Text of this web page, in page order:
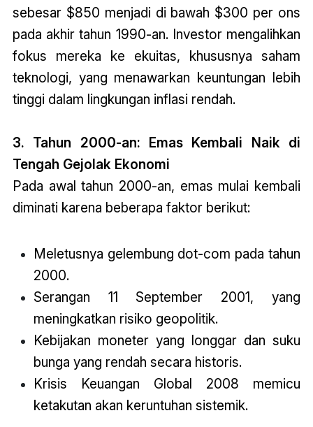
sebesar $850 menjadi di bawah $300 per ons
pada akhir tahun 1990-an. Investor mengalihkan
fokus mereka ke ekuitas, khususnya saham
teknologi, yang menawarkan keuntungan lebih
tinggi dalam lingkungan inflasi rendah.
3. Tahun 2000-an: Emas Kembali Naik di
Tengah Gejolak Ekonomi
Pada awal tahun 2000-an, emas mulai kembali
diminati karena beberapa faktor berikut:
Meletusnya gelembung dot-com pada tahun
2000.
Serangan 11 September 2001, yang
meningkatkan risiko geopolitik.
Kebijakan moneter yang longgar dan suku
bunga yang rendah secara historis.
Krisis Keuangan Global 2008 memicu
ketakutan akan keruntuhan sistemik.